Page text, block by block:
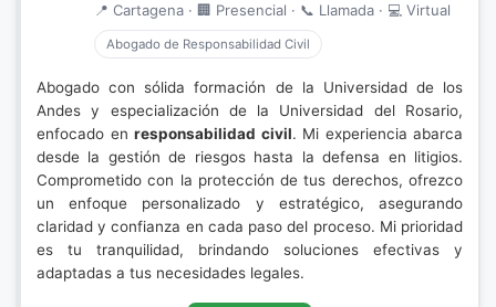
📍 Cartagena · 🏢 Presencial · 📞 Llamada · 💻 Virtual
Abogado de Responsabilidad Civil
Abogado con sólida formación de la Universidad de los
Andes y especialización de la Universidad del Rosario,
enfocado en responsabilidad civil. Mi experiencia abarca
desde la gestión de riesgos hasta la defensa en litigios.
Comprometido con la protección de tus derechos, ofrezco
un enfoque personalizado y estratégico, asegurando
claridad y confianza en cada paso del proceso. Mi prioridad
es tu tranquilidad, brindando soluciones efectivas y
adaptadas a tus necesidades legales.